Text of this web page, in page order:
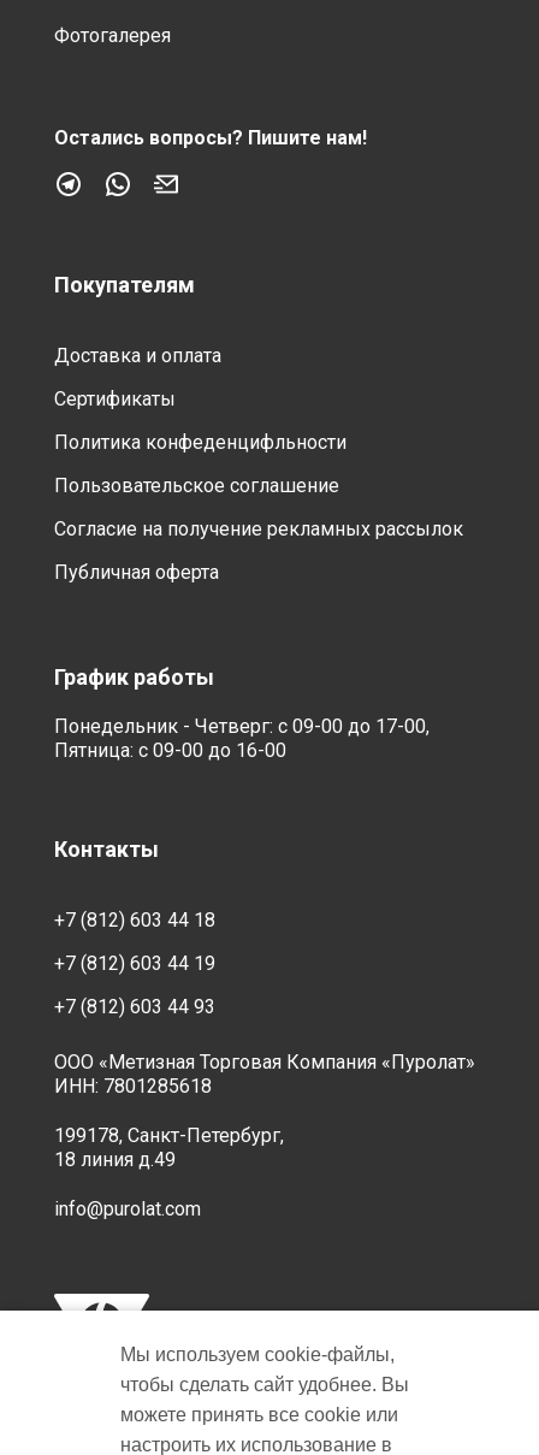
Фотогалерея
Остались вопросы? Пишите нам!
Покупателям
Доставка и оплата
Сертификаты
Политика конфеденцифльности
Пользовательское соглашение
Согласие на получение рекламных рассылок
Публичная оферта
График работы
Понедельник - Четверг: с 09-00 до 17-00,
Пятница: с 09-00 до 16-00
Контакты
+7 (812) 603 44 18
+7 (812) 603 44 19
+7 (812) 603 44 93
ООО «Метизная Торговая Компания «Пуролат»
ИНН: 7801285618
199178, Санкт-Петербург,
18 линия д.49
info@purolat.com
Мы используем cookie‑файлы,
чтобы сделать сайт удобнее. Вы
можете принять все cookie или
настроить их использование в